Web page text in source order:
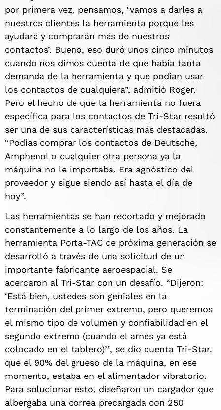
por primera vez, pensamos, ‘vamos a darles a
nuestros clientes la herramienta porque les
ayudará y comprarán más de nuestros
contactos’. Bueno, eso duró unos cinco minutos
cuando nos dimos cuenta de que había tanta
demanda de la herramienta y que podían usar
los contactos de cualquiera”, admitió Roger.
Pero el hecho de que la herramienta no fuera
específica para los contactos de Tri-Star resultó
ser una de sus características más destacadas.
“Podías comprar los contactos de Deutsche,
Amphenol o cualquier otra persona ya la
máquina no le importaba. Era agnóstico del
proveedor y sigue siendo así hasta el día de
hoy”.
Las herramientas se han recortado y mejorado
constantemente a lo largo de los años. La
herramienta Porta-TAC de próxima generación se
desarrolló a través de una solicitud de un
importante fabricante aeroespacial. Se
acercaron al Tri-Star con un desafío. “Dijeron:
‘Está bien, ustedes son geniales en la
terminación del primer extremo, pero queremos
el mismo tipo de volumen y confiabilidad en el
segundo extremo (cuando el arnés ya está
colocado en el tablero)’”, se dio cuenta Tri-Star.
que el 90% del grueso de la máquina, en ese
momento, estaba en el alimentador vibratorio.
Para solucionar esto, diseñaron un cargador que
albergaba una correa precargada con 250